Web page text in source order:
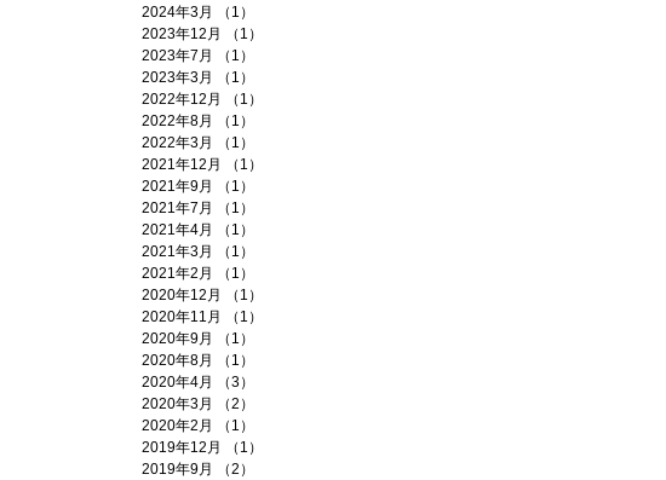
2024年3月
（1）
2023年12月
（1）
2023年7月
（1）
2023年3月
（1）
2022年12月
（1）
2022年8月
（1）
2022年3月
（1）
2021年12月
（1）
2021年9月
（1）
2021年7月
（1）
2021年4月
（1）
2021年3月
（1）
2021年2月
（1）
2020年12月
（1）
2020年11月
（1）
2020年9月
（1）
2020年8月
（1）
2020年4月
（3）
2020年3月
（2）
2020年2月
（1）
2019年12月
（1）
2019年9月
（2）